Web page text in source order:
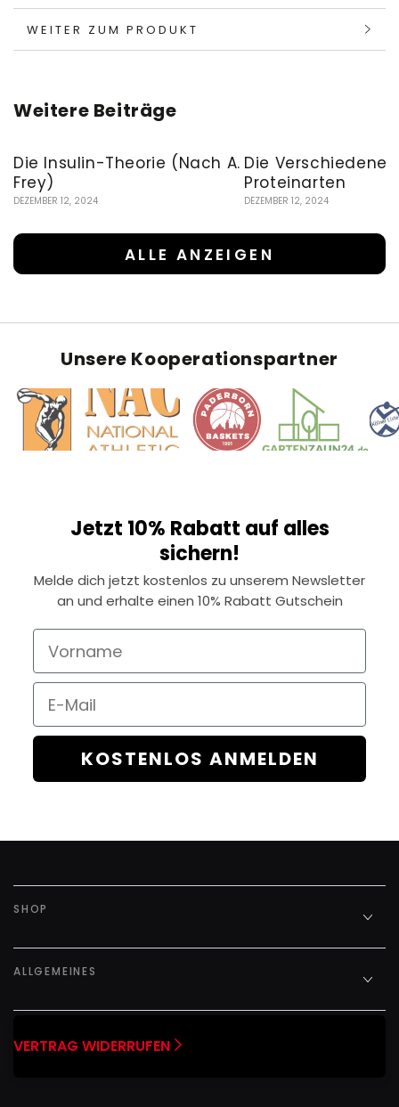
WEITER ZUM PRODUKT
Weitere Beiträge
Die Insulin-Theorie (Nach A.
Frey)
DEZEMBER 12, 2024
Die Verschiedenen
Proteinarten
DEZEMBER 12, 2024
ALLE ANZEIGEN
Unsere Kooperationspartner
Jetzt 10% Rabatt auf alles
sichern!
Melde dich jetzt kostenlos zu unserem Newsletter
an und erhalte einen 10% Rabatt Gutschein
Vorname
Email
KOSTENLOS ANMELDEN
SHOP
ALLGEMEINES
VERTRAG WIDERRUFEN